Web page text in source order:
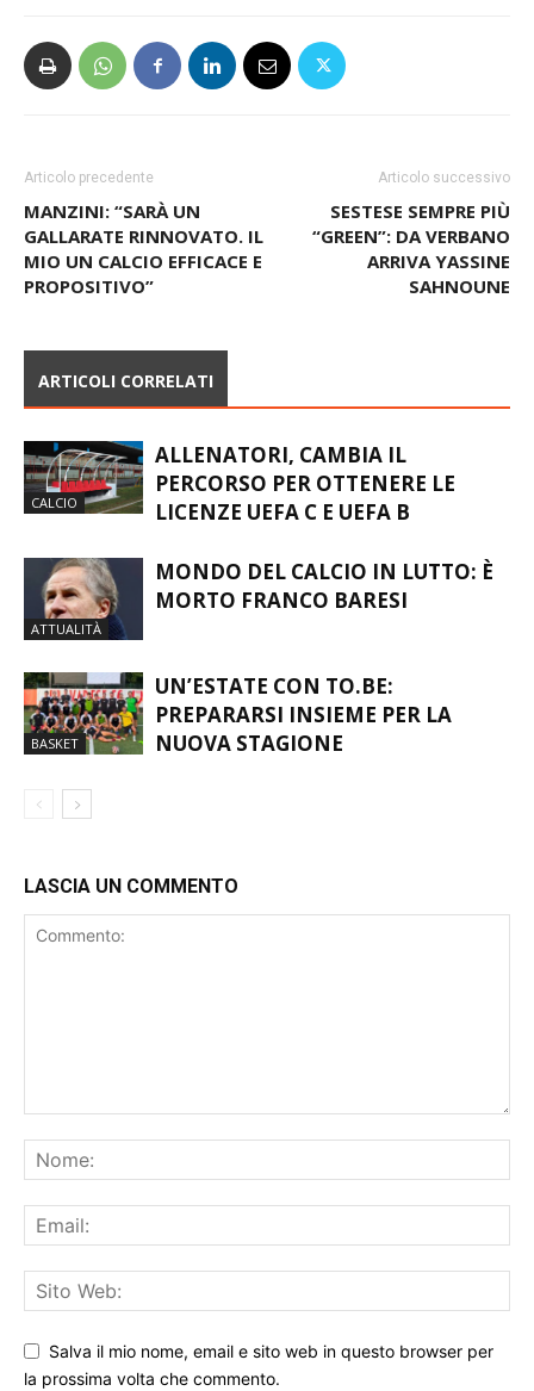
MANZINI: “SARÀ UN
GALLARATE RINNOVATO. IL
MIO UN CALCIO EFFICACE E
PROPOSITIVO”
SESTESE SEMPRE PIÙ
ARRIVA YASSINE
SAHNOUNE
CALCIO
ALLENATORI, CAMBIA IL
LICENZE UEFA C E UEFA B
ATTUALITÀ
MONDO DEL CALCIO IN LUTTO: È
BASKET
NUOVA STAGIONE
Salva il mio nome, email e sito web in questo browser per